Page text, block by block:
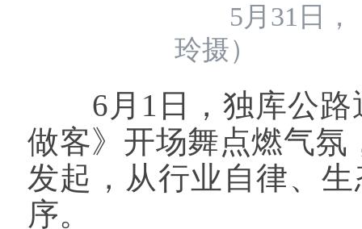
5月31日，
玲摄）
6月1日，独库公路
做客》开场舞点燃气氛
发起，从行业自律、
序。